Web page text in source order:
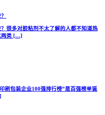
很多对胶粘剂不太了解的人都不知道热
两类 […]
刷包装企业100强排行榜”是百强榜单诞